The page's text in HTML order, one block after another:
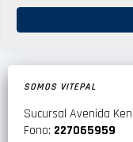
SOMOS VITEPAL
Sucursal Avenida
Fono: 227065959